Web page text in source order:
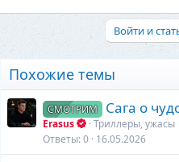
Войти и
Похожие темы
СМОТРИМ Сага о
Erasus
Триллеры, ужасы
Ответы 0 16.05.2026